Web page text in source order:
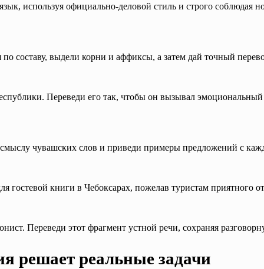
используя официально-деловой стиль и строго
составу, выдели корни и аффиксы, а затем дай точный
Переведи его так, чтобы он вызывал
чувашских слов и приведи примеры предложений с
гостевой книги в Чебоксарах, пожелав туристам приятного
Переведи этот фрагмент устной речи, сохраняя
решает реальные задачи